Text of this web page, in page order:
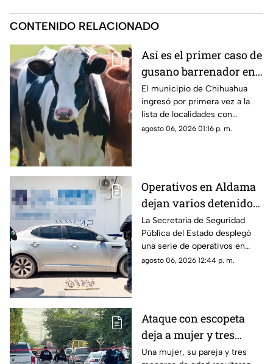
CONTENIDO RELACIONADO
Así es el primer caso de
gusano barrenador en
Chihuahua capital;
contagios sube a 79
El municipio de Chihuahua
ingresó por primera vez a la
lista de localidades con
presencia de gusano
agosto 06, 2026 01:16 p. m.
Operativos en Aldama
dejan varios detenidos
y aseguran vehículo
robado con
ponchallantas
La Secretaría de Seguridad
Pública del Estado desplegó
una serie de operativos en
distintos sectores de Aldama.
agosto 06, 2026 12:44 p. m.
Ataque con escopeta
deja a mujer y tres
menores heridos en
Una mujer, su pareja y tres